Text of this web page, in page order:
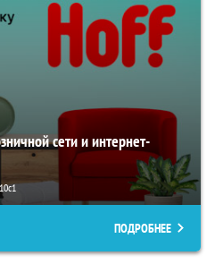
сети и интернет-
ПОДРОБНЕЕ